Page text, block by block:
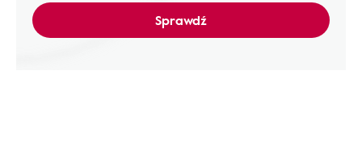
Sprawdź